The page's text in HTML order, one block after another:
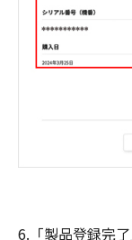
6.「製品登録完